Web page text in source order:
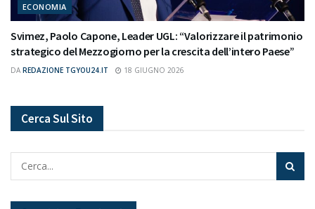
ECONOMIA
Svimez, Paolo Capone, Leader UGL: “Valorizzare il patrimonio
strategico del Mezzogiorno per la crescita dell’intero Paese”
DA REDAZIONE TGYOU24.IT 18 GIUGNO 2026
Cerca Sul Sito